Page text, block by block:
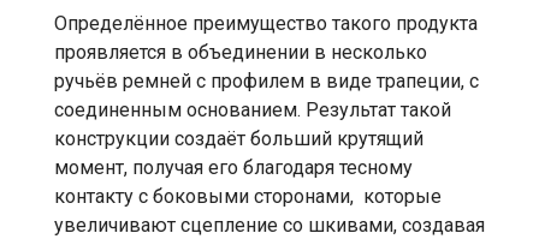
Определённое преимущество такого продукта
проявляется в объединении в несколько
ручьёв ремней с профилем в виде трапеции, с
соединенным основанием. Результат такой
конструкции создаёт больший крутящий
момент, получая его благодаря тесному
контакту с боковыми сторонами, которые
увеличивают сцепление со шкивами, создавая